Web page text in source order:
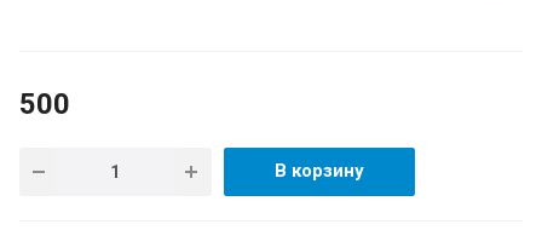
500
В корзину